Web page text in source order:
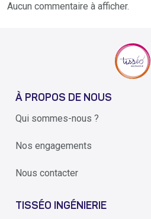
Aucun commentaire à afficher.
À PROPOS DE NOUS
Qui sommes-nous ?
Nos engagements
Nous contacter
TISSÉO INGÉNIERIE